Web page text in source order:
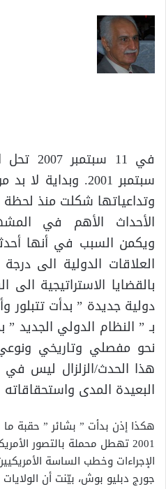
في 11
سبتمبر 2001.
وتداعياتها شكلت منذ
الأحداث الأهم في
ويكمن السبب في أنها
العلاقات الدولية الى
بالقضايا الاستراتيجية
دولية جديدة ” بدأت تتبلور
بـ ” النظام الدولي الجديد
نحو مفصلي وتاريخي
هذا الحدث/الزلزال ليس في
البعيدة المدى واستحقاقاته
هكذا إذن بدأت ” بشائر ” حقبة
2001 تهطل محملة بالتصور
الإجراءات وخطب الساسة
جورج دبليو بوش، بيّنت أن